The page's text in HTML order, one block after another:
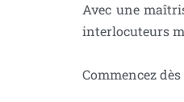
Avec une
interlocuteurs
Commencez